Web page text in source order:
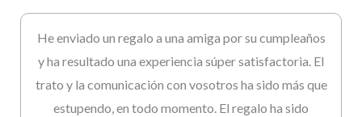
He enviado un regalo a una amiga por su cumpleaños
y ha resultado una experiencia súper satisfactoria. El
trato y la comunicación con vosotros ha sido más que
estupendo, en todo momento. El regalo ha sido